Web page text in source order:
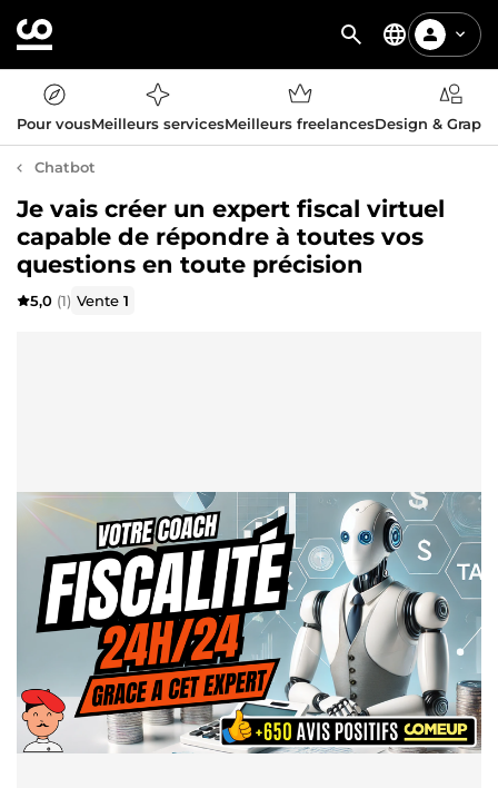
Pour vousMeilleurs servicesMeilleurs freelancesDesign &
Chatbot
Je vais créer un expert fiscal virtuel
capable de répondre à toutes vos
questions en toute précision
5,0 (1) Vente1